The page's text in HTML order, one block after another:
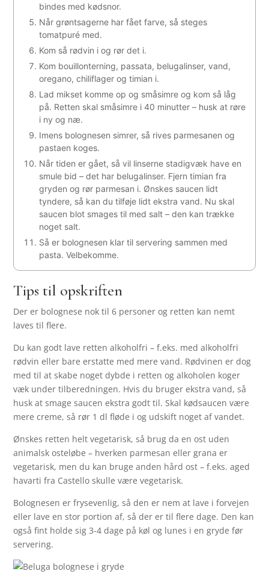
bindes med kødsnor.
Når grøntsagerne har fået farve, så steges
tomatpuré med.
Kom så rødvin i og rør det i.
Kom bouillonterning, passata, belugalinser, vand,
oregano, chiliflager og timian i.
Lad mikset komme op og småsimre og kom så låg
på. Retten skal småsimre i 40 minutter – husk at røre
i ny og næ.
Imens bolognesen simrer, så rives parmesanen og
pastaen koges.
Når tiden er gået, så vil linserne stadigvæk have en
smule bid – det har belugalinser. Fjern timian fra
gryden og rør parmesan i. Ønskes saucen lidt
tyndere, så kan du tilføje lidt ekstra vand. Nu skal
saucen blot smages til med salt – den kan trække
noget salt.
Så er bolognesen klar til servering sammen med
pasta. Velbekomme.
Tips til opskriften
Der er bolognese nok til 6 personer og retten kan nemt
laves til flere.
Du kan godt lave retten alkoholfri – f.eks. med alkoholfri
rødvin eller bare erstatte med mere vand. Rødvinen er dog
med til at skabe noget dybde i retten og alkoholen koger
væk under tilberedningen. Hvis du bruger ekstra vand, så
husk at smage saucen ekstra godt til. Skal kødsaucen være
mere creme, så rør 1 dl fløde i og udskift noget af vandet.
Ønskes retten helt vegetarisk, så brug da en ost uden
animalsk osteløbe – hverken parmesan eller grana er
vegetarisk, men du kan bruge anden hård ost – f.eks. aged
havarti fra Castello skulle være vegetarisk.
Bolognesen er frysevenlig, så den er nem at lave i forvejen
eller lave en stor portion af, så der er til flere dage. Den kan
også fint holde sig 3-4 dage på køl og lunes i en gryde før
servering.